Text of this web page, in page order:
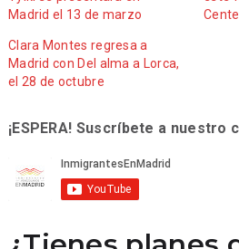
Madrid el 13 de marzo
Clara Montes regresa a
Madrid con Del alma a Lorca,
el 28 de octubre
¡ESPERA! Suscríbete a nuestro